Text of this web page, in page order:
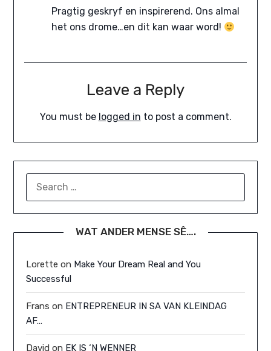
Pragtig geskryf en inspirerend. Ons almal
het ons drome…en dit kan waar word!
Leave a Reply
You must be logged in to post a comment.
WAT ANDER MENSE SÊ….
Lorette on Make Your Dream Real and You
Successful
Frans on ENTREPRENEUR IN SA VAN KLEINDAG
AF…
David on EK IS ‘N WENNER